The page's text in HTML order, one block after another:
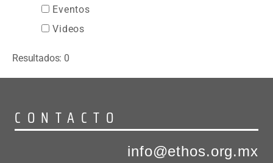
Eventos
Videos
Resultados: 0
CONTACTO
info@ethos.org.mx